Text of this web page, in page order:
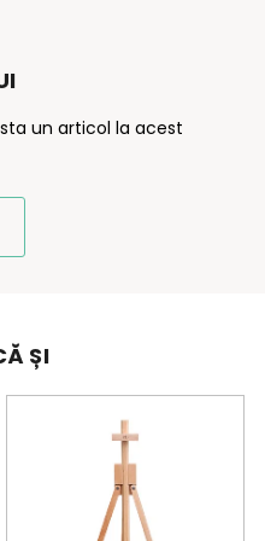
un articol la acest
ȘI